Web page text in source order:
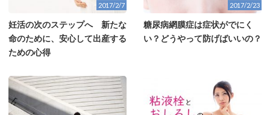
2017/2/7
妊活の次のステップへ 新たな
命のために、安心して出産する
ための心得
2017/2/23
糖尿病網膜症は症状がでにく
い？どうやって防げばいいの？